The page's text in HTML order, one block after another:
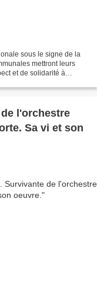
sous le signe de la
mettront leurs
et de solidarité à
l'orchestre
Sa vi et son